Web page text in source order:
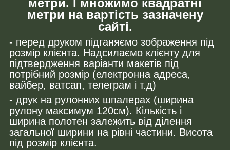
метри. І множимо квадратні
метри на вартість зазначену
сайті.
- перед друком підганяємо зображення під
розмір клієнта. Надсилаємо клієнту для
підтвердження варіанти макетів під
потрібний розмір (електронна адреса,
вайбер, ватсап, телеграм і т.д)
- друк на рулонних шпалерах (ширина
рулону максимум 120см). Кількість і
ширина полотен залежить від ділення
загальної ширини на рівні частини. Висота
під розмір клієнта.